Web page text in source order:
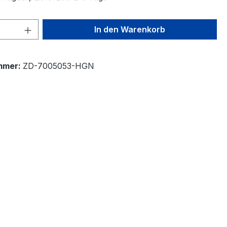
Anzahl: Gib den gewünschten Wert
In den Warenkorb
ZD-7005053-HGN